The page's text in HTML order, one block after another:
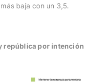
baja con un 3,5.
república por intención